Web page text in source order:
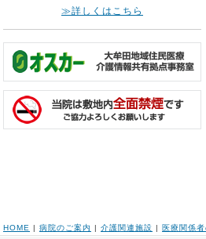
≫詳しくはこちら
HOME | 病院のご案内 | 介護関連施設 | 医療関係